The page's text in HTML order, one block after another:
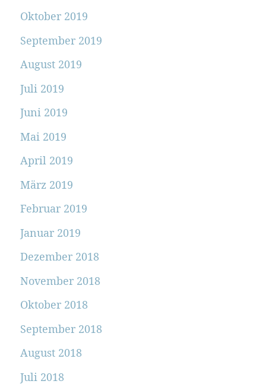
Oktober 2019
September 2019
August 2019
Juli 2019
Juni 2019
Mai 2019
April 2019
März 2019
Februar 2019
Januar 2019
Dezember 2018
November 2018
Oktober 2018
September 2018
August 2018
Juli 2018